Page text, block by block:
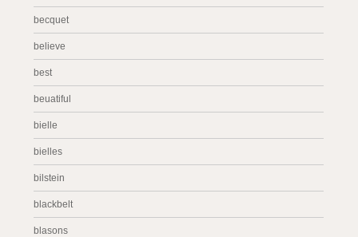
becquet
believe
best
beuatiful
bielle
bielles
bilstein
blackbelt
blasons